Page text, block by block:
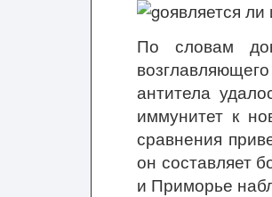
По словам
антитела
иммунитет к
сравнения
он составляет
и Приморье